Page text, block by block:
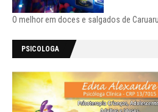
O melhor em doces e salgados de
PSICOLOGA